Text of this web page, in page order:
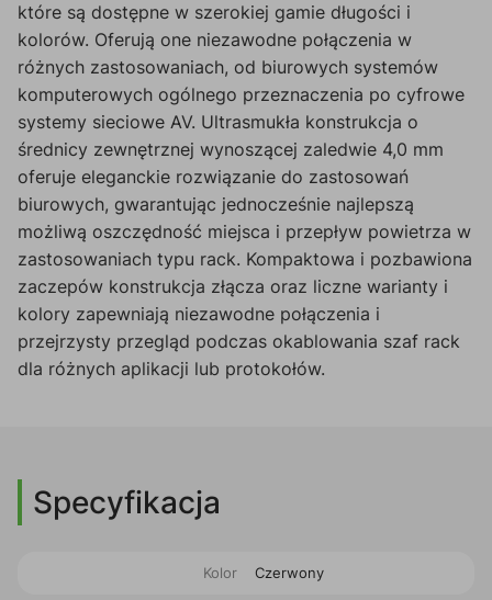
które są dostępne w szerokiej gamie długości i
kolorów. Oferują one niezawodne połączenia w
różnych zastosowaniach, od biurowych systemów
komputerowych ogólnego przeznaczenia po cyfrowe
systemy sieciowe AV. Ultrasmukła konstrukcja o
średnicy zewnętrznej wynoszącej zaledwie 4,0 mm
oferuje eleganckie rozwiązanie do zastosowań
biurowych, gwarantując jednocześnie najlepszą
możliwą oszczędność miejsca i przepływ powietrza w
zastosowaniach typu rack. Kompaktowa i pozbawiona
zaczepów konstrukcja złącza oraz liczne warianty i
kolory zapewniają niezawodne połączenia i
przejrzysty przegląd podczas okablowania szaf rack
dla różnych aplikacji lub protokołów.
Specyfikacja
Kolor Czerwony